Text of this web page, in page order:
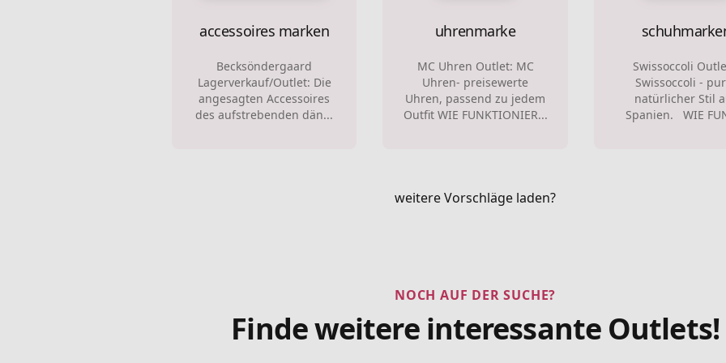
accessoires marken
Becksöndergaard
Lagerverkauf/Outlet: Die
angesagten Accessoires
des aufstrebenden dän...
uhrenmarke
MC Uhren Outlet: MC
Uhren- preisewerte
Uhren, passend zu jedem
Outfit WIE FUNKTIONIER...
Swissoccoli
Swissoccoli -
natürlicher Stil
Spanien. WIE
weitere Vorschläge laden?
NOCH AUF DER SUCHE?
Finde weitere interessante Outlets!